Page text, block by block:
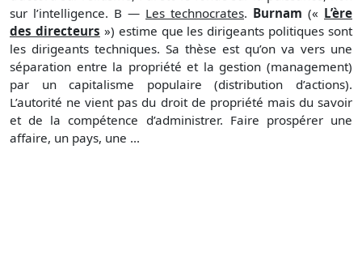
sur l’intelligence. B — Les technocrates. Burnam (« L’ère
des directeurs ») estime que les dirigeants politiques sont
les dirigeants techniques. Sa thèse est qu’on va vers une
séparation entre la propriété et la gestion (management)
par un capitalisme populaire (distribution d’actions).
L’autorité ne vient pas du droit de propriété mais du savoir
et de la compétence d’administrer. Faire prospérer une
affaire, un pays, une ...